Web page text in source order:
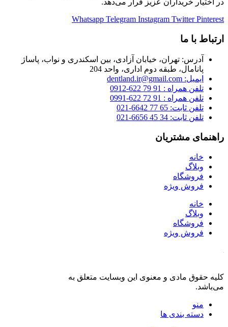
در اختیار خریداران عزیز قرار می‌دهد.
Whatsapp Telegram Instagram Twitter Pinterest
ارتباط با ما
آدرس: تهران، خیابان آزادی، بین اسکندری و نواب، پاساژ
پانامال، طبقه دوم اداری، واحد 204
ایمیل: dentland.ir@gmail.com
تلفن همراه : 91 79 622-0912
تلفن همراه : 91 72 622-0991
تلفن ثابت: 65 77 6642-021
تلفن ثابت: 34 45 6656-021
راهنمای مشتریان
خانه
وبلاگ
فروشگاه
فروش ویژه
خانه
وبلاگ
فروشگاه
فروش ویژه
کلیه حقوق مادی و معنوی این وبسایت متعلق به
می‌باشد.
منو
دسته بندی ها